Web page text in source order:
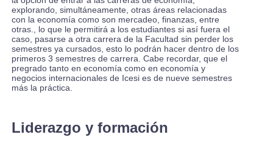
explorando, simultáneamente, otras áreas relacionadas
con la economía como son mercadeo, finanzas, entre
otras., lo que le permitirá a los estudiantes si así fuera el
caso, pasarse a otra carrera de la Facultad sin perder los
semestres ya cursados, esto lo podrán hacer dentro de los
primeros 3 semestres de carrera. Cabe recordar, que el
pregrado tanto en economía como en economía y
negocios internacionales de Icesi es de nueve semestres
más la práctica.
Liderazgo y formación